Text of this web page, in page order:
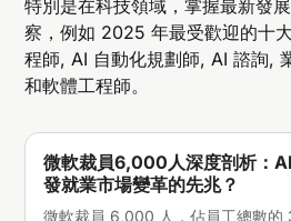
特別是在科技領域，掌握最新發
察，例如 2025 年最受歡迎的十
程師, AI 自動化規劃師, AI 諮詢,
和軟體工程師。
微軟裁員6,000人深度剖析：
發就業市場變革的先兆？
微軟裁員 6,000 人，佔員工總數的